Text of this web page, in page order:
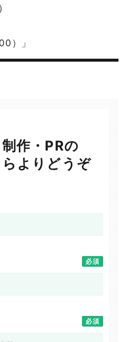
）」
作・PRの
よりどうぞ
必須
必須